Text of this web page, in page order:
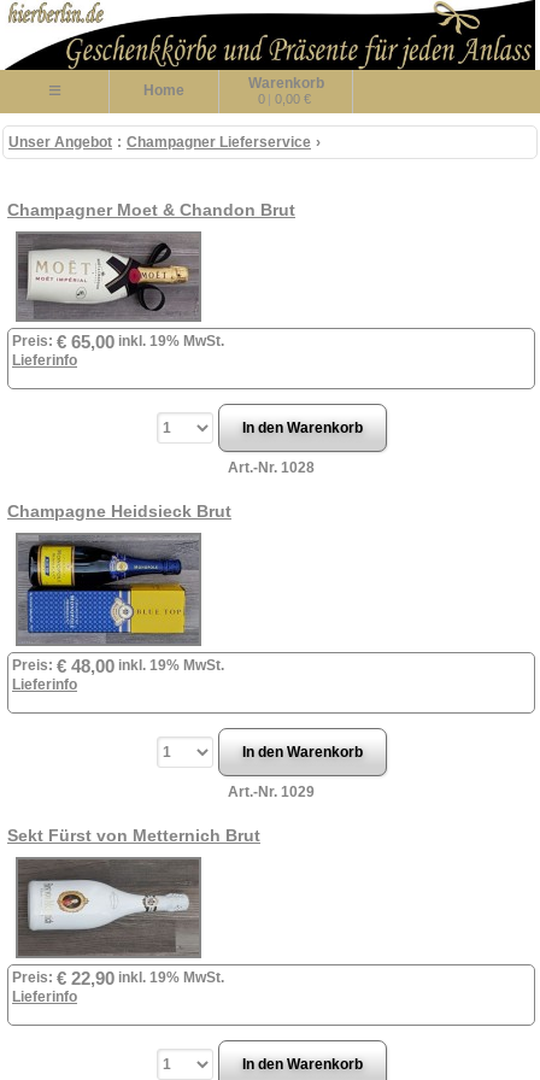
≡ Home Warenkorb
0 | 0,00 €
Unser Angebot : Champagner Lieferservice ›
Champagner Moet & Chandon Brut
Preis: € 65,00 inkl. 19% MwSt.
Lieferinfo
Art.-Nr. 1028
Champagne Heidsieck Brut
Preis: € 48,00 inkl. 19% MwSt.
Lieferinfo
Art.-Nr. 1029
Sekt Fürst von Metternich Brut
Preis: € 22,90 inkl. 19% MwSt.
Lieferinfo